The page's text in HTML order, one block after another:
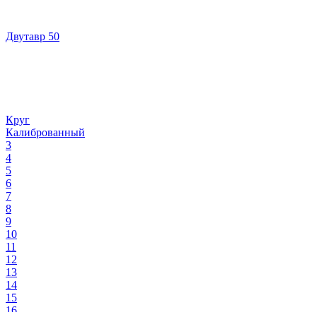
Двутавр 50
Круг
Калиброванный
3
4
5
6
7
8
9
10
11
12
13
14
15